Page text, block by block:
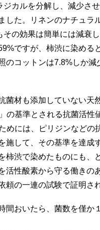
カルを分解し、減少さ
した。リネンのナチュラ
の効果は簡単には減衰
ですが、柿渋に染める
コットンは7.8%しか減
菌材も添加していない天
の基準とされる抗菌活性
めには、ピリジンなどの
して、その基準を達成
柿渋で染めたものにも、
活性酸素から守る働きの
の一連の試験で証明さ
間おいたら、菌数を僅か